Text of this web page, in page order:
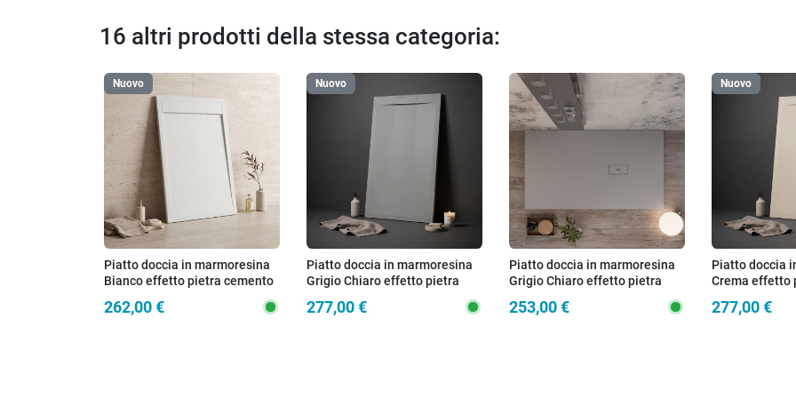
16 altri prodotti della stessa categoria:
Nuovo
Piatto doccia in marmoresina
Bianco effetto pietra cemento
262,00 €
Nuovo
Piatto doccia in marmoresina
Grigio Chiaro effetto pietra
277,00 €
Piatto doccia in marmoresina
Grigio Chiaro effetto pietra
253,00 €
Nuovo
Piatto doccia
Crema effetto
277,00 €